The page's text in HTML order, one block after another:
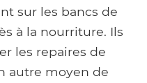
sur les bancs de
à la nourriture. Ils
les repaires de
autre moyen de